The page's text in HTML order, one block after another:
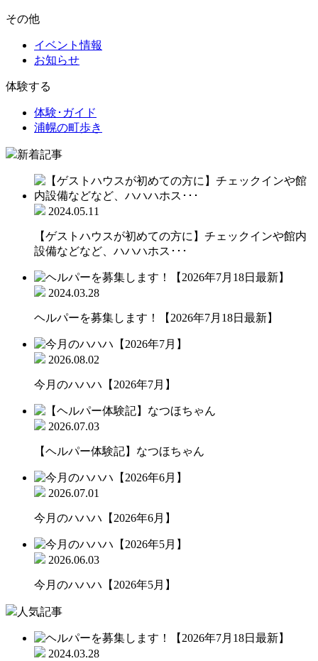
その他
イベント情報
お知らせ
体験する
体験･ガイド
浦幌の町歩き
新着記事
2024.05.11
【ゲストハウスが初めての方に】チェックインや館内
設備などなど、ハハハホス･･･
2024.03.28
ヘルパーを募集します！【2026年7月18日最新】
2026.08.02
今月のハハハ【2026年7月】
2026.07.03
【ヘルパー体験記】なつほちゃん
2026.07.01
今月のハハハ【2026年6月】
2026.06.03
今月のハハハ【2026年5月】
人気記事
2024.03.28